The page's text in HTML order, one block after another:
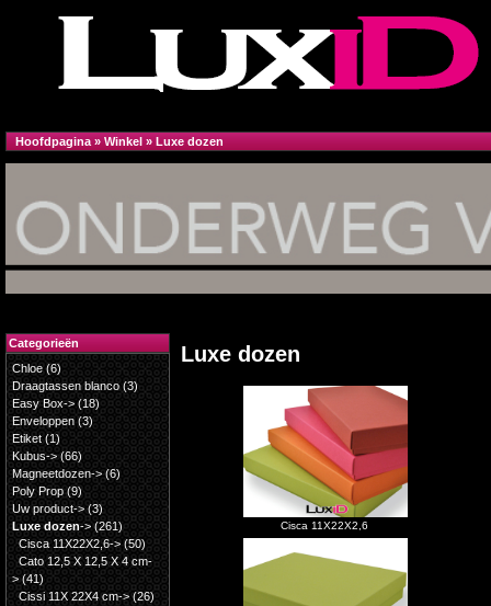
Hoofdpagina » Winkel » Luxe dozen
Luxe dozen
Cisca 11X22X2,6
Categorieën
Chloe (6)
Draagtassen blanco (3)
Easy Box-> (18)
Enveloppen (3)
Etiket (1)
Kubus->(66)
Magneetdozen-> (6)
Poly Prop(9)
Uw product-> (3)
Luxe dozen->(261)
Cisca 11X22X2,6-> (50)
Cato 12,5 X 12,5 X 4 cm-
> (41)
Cissi 11X 22X4 cm->(26)